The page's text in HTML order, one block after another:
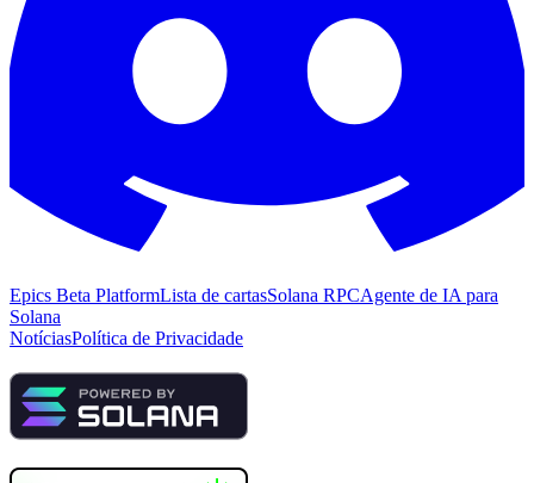
Epics Beta PlatformLista de cartasSolana RPCAgente de IA para
Solana
NotíciasPolítica de Privacidade